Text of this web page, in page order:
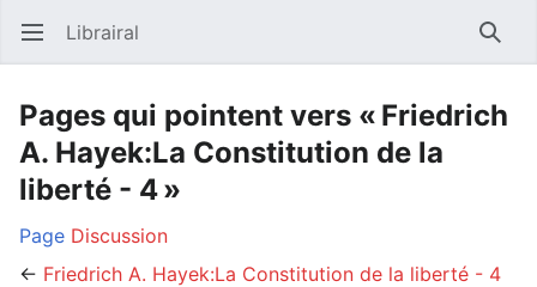
Ouvrir le menu principal Librairal
Pages qui pointent vers « Friedrich
A. Hayek:La Constitution de la
liberté - 4 »
Page Discussion
← Friedrich A. Hayek:La Constitution de la liberté - 4